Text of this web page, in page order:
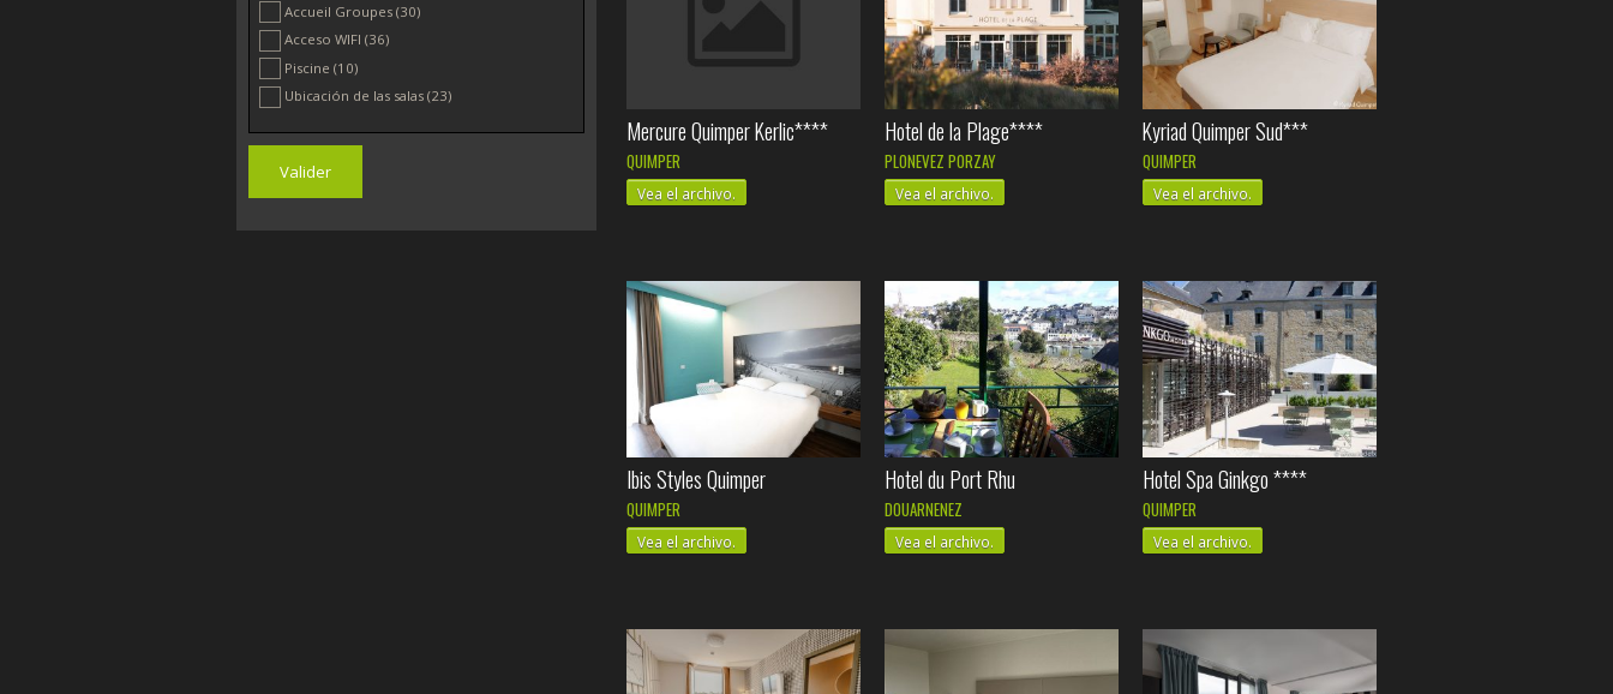
Accueil Groupes (30)
Acceso WIFI (36)
Piscine (10)
Ubicación de las salas (23)
Mercure Quimper Kerlic****
QUIMPER
Vea el archivo.
Hotel de la Plage****
PLONEVEZ PORZAY
Vea el archivo.
Kyriad Quimper Sud***
QUIMPER
Vea el archivo.
Ibis Styles Quimper
QUIMPER
Vea el archivo.
Hotel du Port Rhu
DOUARNENEZ
Vea el archivo.
Hotel Spa Ginkgo ****
QUIMPER
Vea el archivo.